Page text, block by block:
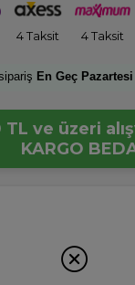
4 Taksit 4 Taksit
En Geç Pazartesi
TL ve üzeri
KARGO